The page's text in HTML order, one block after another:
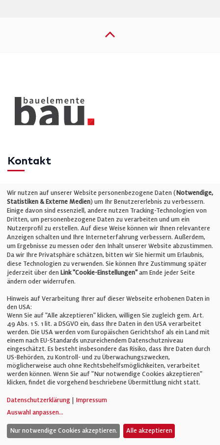
Kontakt
Telefon: +49 (0)711 2585563-0
E-Mail:info@bauelemente-bau.eu
Unternehmen
Impressum
Cookie-Einstellungen
AGB
© Verlag für Fachpublizistik GmbH
Wir nutzen auf unserer Website personenbezogene Daten (Notwendige,
Statistiken & Externe Medien) um Ihr Benutzererlebnis zu verbessern.
Einige davon sind essenziell, andere nutzen Tracking-Technologien von
Dritten, um personenbezogene Daten zu verarbeiten und um ein
Nutzerprofil zu erstellen. Auf diese Weise können wir Ihnen relevantere
Anzeigen schalten und Ihre Interneterfahrung verbessern. Außerdem,
um Ergebnisse zu messen oder den Inhalt unserer Website abzustimmen.
Da wir Ihre Privatsphäre schätzen, bitten wir Sie hiermit um Erlaubnis,
diese Technologien zu verwenden. Sie können Ihre Zustimmung später
jederzeit über den Link "Cookie-Einstellungen" am Ende jeder Seite
ändern oder widerrufen.
Hinweis auf Verarbeitung Ihrer auf dieser Webseite erhobenen Daten in
den USA:
Wenn Sie auf "Alle akzeptieren" klicken, willigen Sie zugleich gem. Art.
49 Abs. 1 S. 1 lit. a DSGVO ein, dass Ihre Daten in den USA verarbeitet
werden. Die USA werden vom Europäischen Gerichtshof als ein Land mit
einem nach EU-Standards unzureichendem Datenschutzniveau
eingeschätzt. Es besteht insbesondere das Risiko, dass Ihre Daten durch
US-Behörden, zu Kontroll- und zu Überwachungszwecken,
möglicherweise auch ohne Rechtsbehelfsmöglichkeiten, verarbeitet
werden können. Wenn Sie auf "Nur notwendige Cookies akzeptieren"
klicken, findet die vorgehend beschriebene Übermittlung nicht statt.
Datenschutzerklärung
Impressum
Auswahl anpassen...
Nur notwendige Cookies akzeptieren. Alle akzeptieren